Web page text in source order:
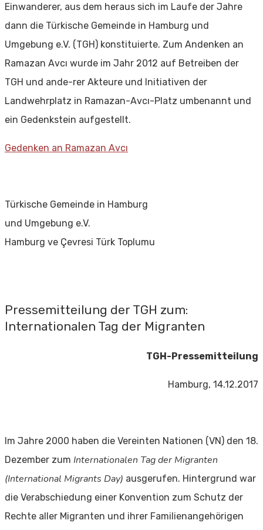
Einwanderer, aus dem heraus sich im Laufe der Jahre
dann die Türkische Gemeinde in Hamburg und
Umgebung e.V. (TGH) konstituierte. Zum Andenken an
Ramazan Avcı wurde im Jahr 2012 auf Betreiben der
TGH und ande-rer Akteure und Initiativen der
Landwehrplatz in Ramazan-Avcı-Platz umbenannt und
ein Gedenkstein aufgestellt.
Gedenken an Ramazan Avcı
Türkische Gemeinde in Hamburg
und Umgebung e.V.
Hamburg ve Çevresi Türk Toplumu
Pressemitteilung der TGH zum:
Internationalen Tag der Migranten
TGH-Pressemitteilung
Hamburg, 14.12.2017
Im Jahre 2000 haben die Vereinten Nationen (VN) den 18.
Dezember zum Internationalen Tag der Migranten
(International Migrants Day) ausgerufen. Hintergrund war
die Verabschiedung einer Konvention zum Schutz der
Rechte aller Migranten und ihrer Familienangehörigen